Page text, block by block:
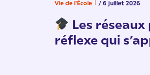
Vie de l'École / 6 juillet 2026
Les
réflexe qui